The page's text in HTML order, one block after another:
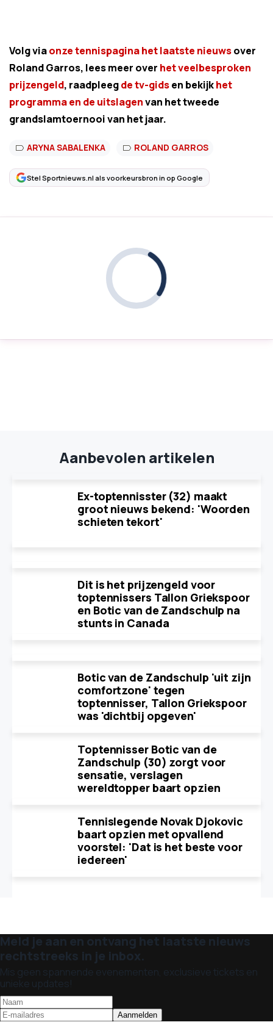
Volg viaonze tennispagina het laatste nieuwsover
Roland Garros, lees meer over het veelbesproken
prijzengeld, raadpleegde tv-gidsen bekijkhet
programma en de uitslagenvan het tweede
grandslamtoernooi van het jaar.
ARYNA SABALENKA ROLAND GARROS
Stel Sportnieuws.nl als voorkeursbron in op Google
Aanbevolen artikelen
Ex-toptennisster (32) maakt
groot nieuws bekend: 'Woorden
schieten tekort'
Dit is het prijzengeld voor
toptennissers Tallon Griekspoor
en Botic van de Zandschulp na
stunts in Canada
Botic van de Zandschulp 'uit zijn
comfortzone' tegen
toptennisser, Tallon Griekspoor
was 'dichtbij opgeven'
Toptennisser Botic van de
Zandschulp (30) zorgt voor
sensatie, verslagen
wereldtopper baart opzien
Tennislegende Novak Djokovic
baart opzien met opvallend
voorstel: 'Dat is het beste voor
iedereen'
Meld je aan en ontvang het laatste nieuws
rechtstreeks in je inbox.
Mis geen spannende evenementen, exclusieve tickets en
unieke updates!